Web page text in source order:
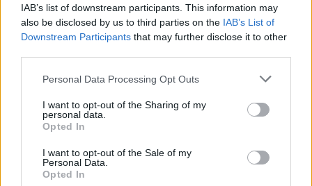
IAB’s list of downstream participants. This information may
also be disclosed by us to third parties on the IAB’s List of
Downstream Participants that may further disclose it to other
Personal Data Processing Opt Outs
I want to opt-out of the Sharing of my
personal data.
Opted In
I want to opt-out of the Sale of my
Personal Data.
Opted In
vanhanajan tyyliä edustavat pelit. Tapahtumista juuri
vetävät eniten ihmisiä puoleensa muualta
kuin Dresdenistä, mutta muut vuodenaikoihin liittyvät juhlat
ovat lähinnä paikallisten iloksi. Altmarktin kautta kiertävät
kaikki Dresdenissä käyvät, joten sieltä voi hyvin matkan
Maailmankuulu tapahtuma Dresdenissä on toukokuun
alkupuolelta kesäkuun alkupuolelle pidettävä
Musikfestspiele eli
musiikkifestivaali
, joka tuo klassista
musiikkia eri esityspaikkoihin.